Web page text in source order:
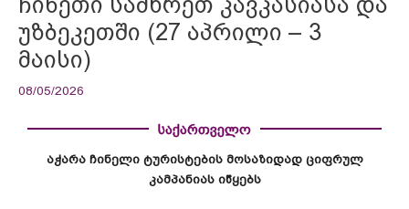
უზბეკეთში (27 აპრილი – 3
მაისი)
08/05/2026
საქართველო
აჭარა ჩინელი ტურისტების მოსაზიდად ციფრულ
კამპანიას იწყებს